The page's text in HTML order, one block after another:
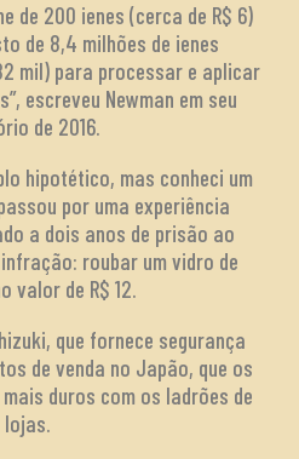
de 200 ienes (cerca de R$ 6)
de 8,4 milhões de ienes
mil) para processar e aplicar
escreveu Newman em seu
de 2016.
hipotético, mas conheci um
por uma experiência
a dois anos de prisão ao
roubar um vidro de
valor de R$ 12.
que fornece segurança
de venda no Japão, que os
duros com os ladrões de
lojas.